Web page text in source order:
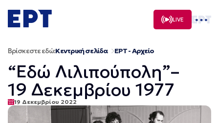
σε
περιεχόμενο
LIVE
Βρίσκεστε εδώ:Κεντρική σελίδα ΕΡΤ - Αρχείο
“Εδώ Λιλιπούπολη”–
19 Δεκεμβρίου 1977
19 Δεκεμβρίου 2022